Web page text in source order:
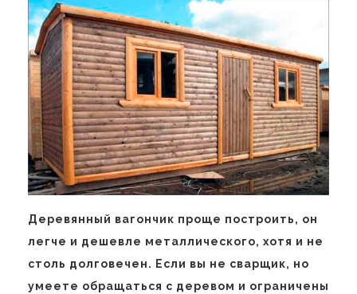
Деревянный вагончик проще построить, он
легче и дешевле металлического, хотя и не
столь долговечен. Если вы не сварщик, но
умеете обращаться с деревом и ограничены